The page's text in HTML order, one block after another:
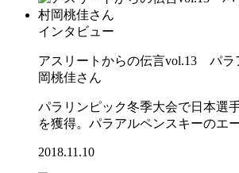
インタビュー
アスリートからの伝言vol.13 パラ
岡桃佳さん
パラリンピック冬季大会で日本選
を獲得。パラアルペンスキーのエ
2018.11.10